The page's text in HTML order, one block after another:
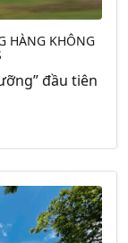
HÀNG KHÔNG
đầu tiên